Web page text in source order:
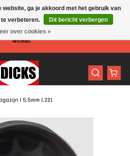
is er minder personeel aanwezig in de
winkel.
| 5,5mm (.22)
website, ga je akkoord met het gebruik van
verbeteren.
Dit bericht verbergen
over cookies »